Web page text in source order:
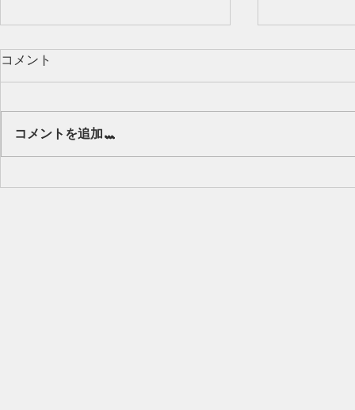
コメント
コメントを追加…